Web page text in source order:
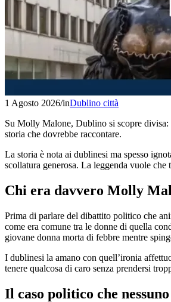
1 Agosto 2026/inDublino città
Su Molly Malone, Dublino si scopre divisa:
storia che dovrebbe raccontare.
La storia è nota ai dublinesi ma spesso
scollatura generosa. La leggenda vuole
Chi era davvero Molly
Prima di parlare del dibattito politico che
come era comune tra le donne di quella
giovane donna morta di febbre mentre
I dublinesi la amano con quell’ironia
tenere qualcosa di caro senza prendersi
Il caso politico che